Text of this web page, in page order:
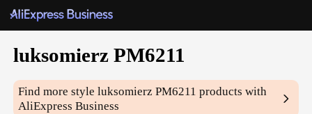
luksomierz PM6211
Find more styleluksomierz PM6211 products with
AliExpress Business